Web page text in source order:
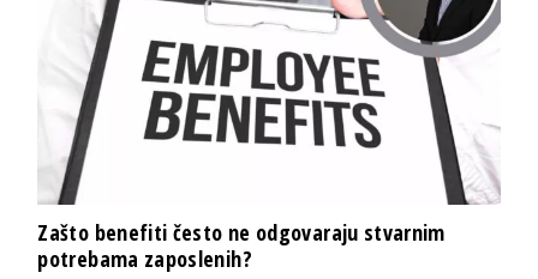
Zašto benefiti često ne odgovaraju stvarnim
potrebama zaposlenih?